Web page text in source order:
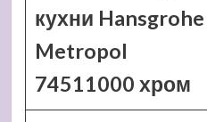
кухни Hansgrohe
Metropol
74511000 хром